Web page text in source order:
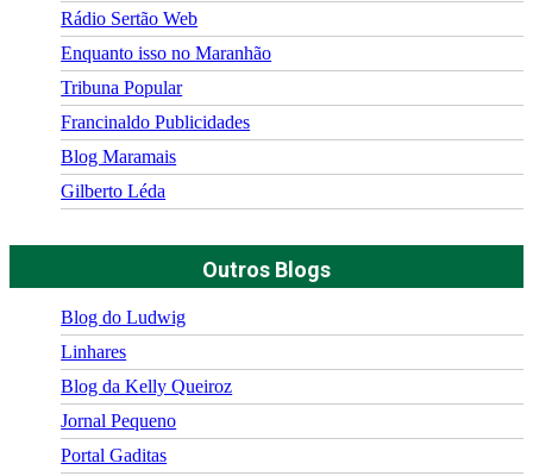
Rádio Sertão Web
Enquanto isso no Maranhão
Tribuna Popular
Francinaldo Publicidades
Blog Maramais
Gilberto Léda
Outros Blogs
Blog do Ludwig
Linhares
Blog da Kelly Queiroz
Jornal Pequeno
Portal Gaditas